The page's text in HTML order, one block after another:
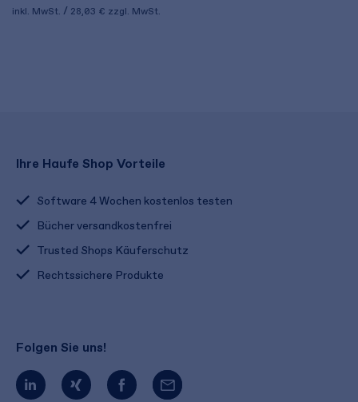
inkl. MwSt. 28,03 € zzgl. MwSt.
Ihre Haufe Shop Vorteile
Software 4 Wochen kostenlos testen
Bücher versandkostenfrei
Trusted Shops Käuferschutz
Rechtssichere Produkte
Folgen Sie uns!